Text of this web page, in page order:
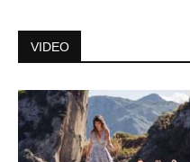
VIDEO